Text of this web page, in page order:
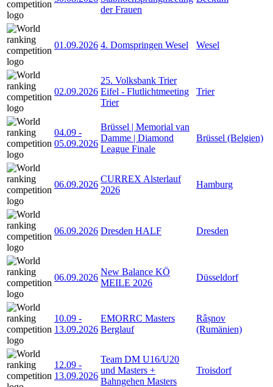
der Frauen
01.09.2026 4. Domspringen Wesel Wesel
02.09.2026
25. Volksbank Trier
Eifel - Flutlichtmeeting
Trier
Trier
04.09 -
05.09.2026
Brüssel | Memorial van
Damme | Diamond
League Finale
Brüssel (Belgien)
06.09.2026
CURREX Alsterlauf
2026
Hamburg
06.09.2026 Dresden HALF Dresden
06.09.2026
New Balance KÖ
MEILE 2026
Düsseldorf
10.09 -
13.09.2026
EMORRC Masters
Berglauf
Râșnov
(Rumänien)
12.09 -
13.09.2026
Team DM U16/U20
und Masters +
Bahngehen Masters
Troisdorf